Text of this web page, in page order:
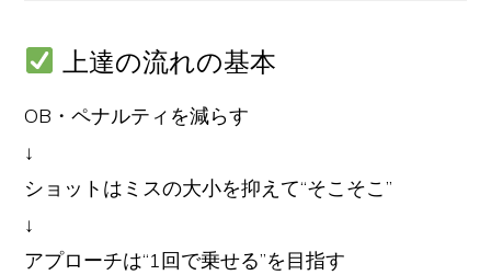
上達の流れの基本
OB・ペナルティを減らす
↓
ショットはミスの大小を抑えて“そこそこ”
↓
アプローチは“1回で乗せる”を目指す